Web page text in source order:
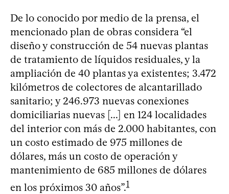
De lo conocido por medio de la prensa, el
mencionado plan de obras considera “el
diseño y construcción de 54 nuevas plantas
de tratamiento de líquidos residuales, y la
ampliación de 40 plantas ya existentes; 3.472
kilómetros de colectores de alcantarillado
sanitario; y 246.973 nuevas conexiones
domiciliarias nuevas [...] en 124 localidades
del interior con más de 2.000 habitantes, con
un costo estimado de 975 millones de
dólares, más un costo de operación y
mantenimiento de 685 millones de dólares
en los próximos 30 años”.1